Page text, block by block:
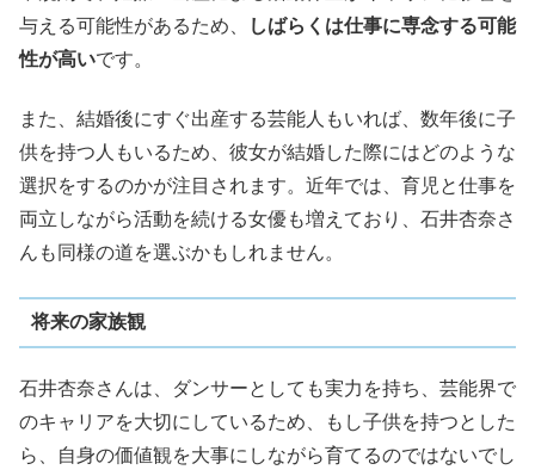
与える可能性があるため、
しばらくは仕事に専念する可能
性が高いです。
また、結婚後にすぐ出産する芸能人もいれば、数年後に子
供を持つ人もいるため、彼女が結婚した際にはどのような
選択をするのかが注目されます。近年では、育児と仕事を
両立しながら活動を続ける女優も増えており、石井杏奈さ
んも同様の道を選ぶかもしれません。
将来の家族観
石井杏奈さんは、ダンサーとしても実力を持ち、芸能界で
のキャリアを大切にしているため、もし子供を持つとした
ら、自身の価値観を大事にしながら育てるのではないでし